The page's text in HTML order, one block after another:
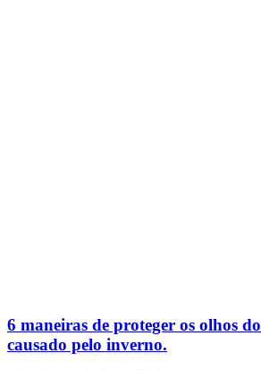
6 maneiras de proteger os olhos
causado pelo inverno.